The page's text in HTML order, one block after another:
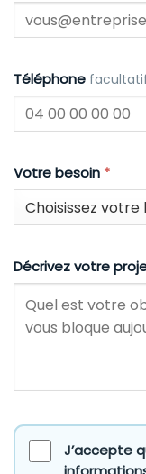
Téléphone
Votre besoin *
Décrivez votre
J’accepte